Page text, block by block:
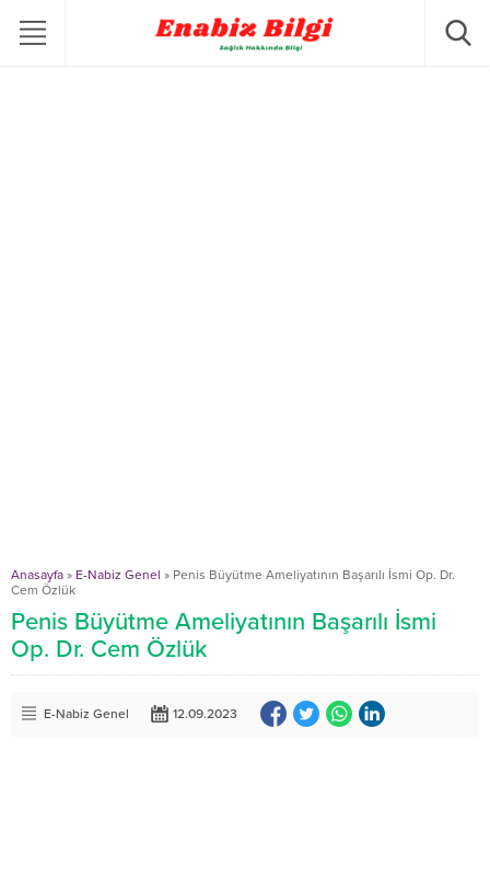
Anasayfa » E-Nabiz Genel » Penis Büyütme Ameliyatının Başarılı İsmi Op. Dr.
Cem Özlük
Penis Büyütme Ameliyatının Başarılı İsmi
Op. Dr. Cem Özlük
E-Nabiz Genel 12.09.2023